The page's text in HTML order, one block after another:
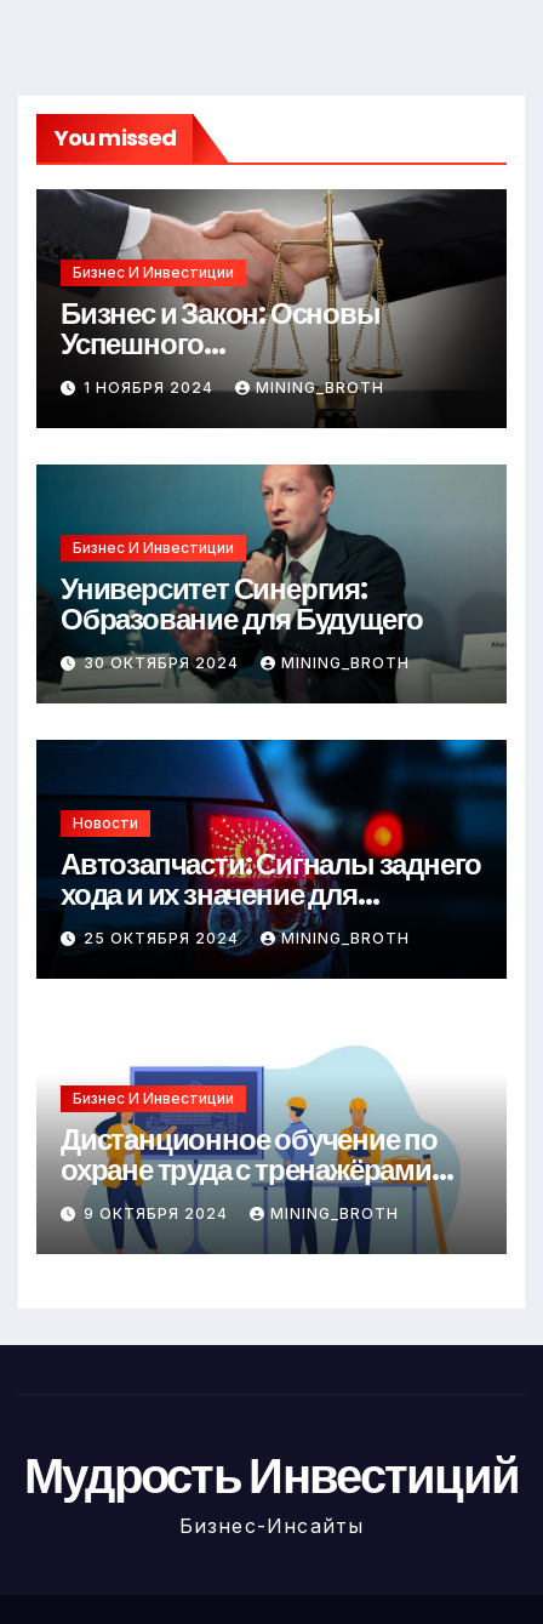
You missed
Бизнес И Инвестиции
Бизнес и Закон: Основы
Успешного
Предпринимательства
1 НОЯБРЯ 2024 MINING_BROTH
Бизнес И Инвестиции
Университет Синергия:
Образование для Будущего
30 ОКТЯБРЯ 2024 MINING_BROTH
Новости
Автозапчасти: Сигналы заднего
хода и их значение для
безопасности на дороге
25 ОКТЯБРЯ 2024 MINING_BROTH
Бизнес И Инвестиции
Дистанционное обучение по
охране труда с тренажёрами
онлайн
9 ОКТЯБРЯ 2024 MINING_BROTH
Мудрость Инвестиций
Бизнес-Инсайты